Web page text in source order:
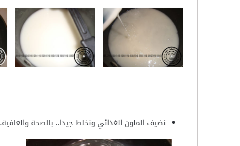
نضيف الملون الغذائي ونخلط جيدا.. بالصحة والعافية.